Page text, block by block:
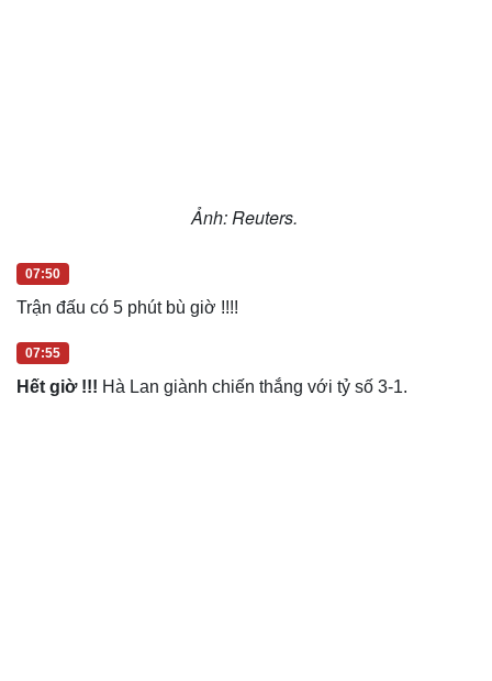
Ảnh: Reuters.
07:50
Trận đấu có 5 phút bù giờ !!!!
07:55
Hết giờ !!! Hà Lan giành chiến thắng với tỷ số 3-1.